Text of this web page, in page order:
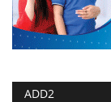
ADD2